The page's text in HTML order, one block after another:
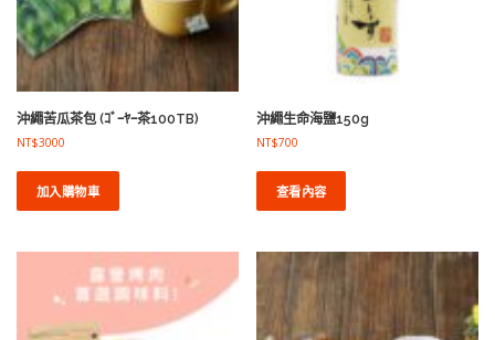
沖繩苦瓜茶包 (ｺﾞｰﾔｰ茶100TB)
NT$3000
加入購物車
沖繩生命海鹽150g
NT$700
查看內容